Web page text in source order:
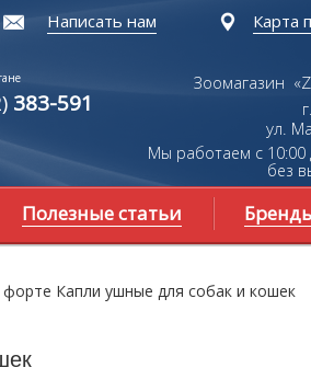
Написать нам Карта
383-591
Зоомагазин
ул.
Мы работаем с 10:00
без
Полезные статьи
Капли ушные для собак и кошек